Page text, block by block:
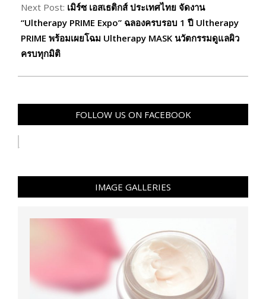
Next Post: เมิร์ซ เอสเธติกส์ ประเทศไทย จัดงาน
“Ultherapy PRIME Expo” ฉลองครบรอบ 1 ปี Ultherapy
PRIME พร้อมเผยโฉม Ultherapy MASK นวัตกรรมดูแลผิว
ครบทุกมิติ
FOLLOW US ON FACEBOOK
IMAGE GALLERIES